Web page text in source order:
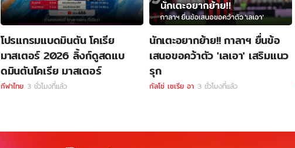
โปรแกรมแบดมินตัน โคเรีย
มาสเตอร์ 2026 ลิ้งก์ดูสดแบ
ดมินตันโคเรีย มาสเตอร์
กีฬาไทย 3 ชั่วโมงที่แล้ว
นักเตะอยากย้าย!! กาลาฯ ยื่นข้อ
เสนอขอคว้าตัว 'เลเอา' เสริมแนว
รุก
กัลโช่ เซเรีย อา 3 ชั่วโมงที่แล้ว